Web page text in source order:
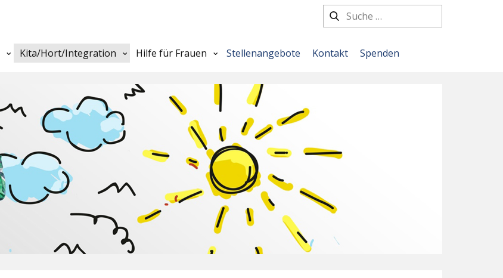
Kita/Hort/Integration Hilfe für Frauen Stellenangebote Kontakt Spenden